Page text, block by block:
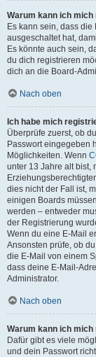
Warum kann ich
Es kann sein, dass
ausgeschaltet hat,
Es könnte auch sein,
du dich registrieren
dich an die Board-
Nach oben
Ich habe mich
Überprüfe zuerst, ob
Passwort eingegeben
Möglichkeiten. Wenn
unter 13 Jahre alt bist,
dies nicht der Fall ist,
einigen Boards
werden – entweder
der Registrierung
Wenn du eine E-Mail
Ansonsten prüfe, ob
die E-Mail von einem
dass deine E-Mail-
Administrator.
Nach oben
Warum kann ich mich
Dafür gibt es viele
und dein Passwort